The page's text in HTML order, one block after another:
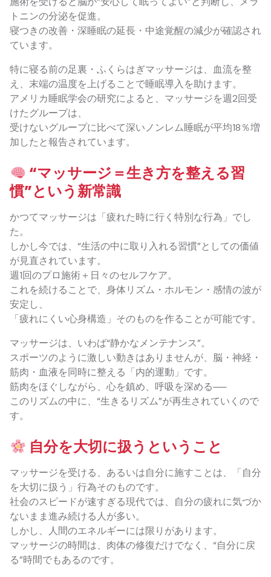
トニンの分泌を促進。
寝つきの改善・深睡眠の延長・中途覚醒の減少が確認され
ています。
特に寝る前の足裏・ふくらはぎマッサージは、血流を整
え、末端の温度を上げることで睡眠導入を助けます。
アメリカ睡眠学会の研究によると、マッサージを週2回受
けたグループは、
受けないグループに比べて深いノンレム睡眠が平均18％増
加したと報告されています。
“マッサージ＝生き方を整える習
慣”という新常識
かつてマッサージは「疲れた時に行く特別な行為」でし
た。
しかし今では、“生活の中に取り入れる習慣”としての価値
が見直されています。
週1回のプロ施術＋日々のセルフケア。
これを続けることで、身体リズム・ホルモン・感情の波が
安定し、
「疲れにくい心身構造」そのものを作ることが可能です。
マッサージは、いわば“静かなメンテナンス”。
スポーツのように激しい動きはありませんが、脳・神経・
筋肉・血液を同時に整える「内的運動」です。
筋肉をほぐしながら、心を鎮め、呼吸を深める──
このリズムの中に、“生きるリズム”が再生されていくので
す。
自分を大切に扱うということ
マッサージを受ける、あるいは自分に施すことは、「自分
を大切に扱う」行為そのものです。
社会のスピードが速すぎる現代では、自分の疲れに気づか
ないまま進み続ける人が多い。
しかし、人間のエネルギーには限りがあります。
マッサージの時間は、肉体の修復だけでなく、“自分に戻
る”時間でもあるのです。